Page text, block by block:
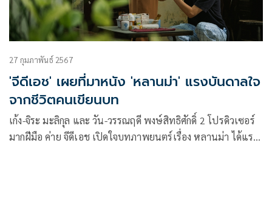
27 กุมภาพันธ์ 2567
'จีดีเอช' เผยที่มาหนัง 'หลานม่า' แรงบันดาลใจ
จากชีวิตคนเขียนบท
เก้ง-จิระ มะลิกุล และ วัน-วรรณฤดี พงษ์สิทธิศักดิ์ 2 โปรดิวเซอร์
มากฝีมือ ค่าย จีดีเอช เปิดใจบทภาพยนตร์เรื่อง หลานม่า ได้แรง